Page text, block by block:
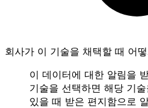
회사가 이 기술을 채택할 때 어
이 데이터에 대한 알림을
기술을 선택하면 해당 기
있을 때 받은 편지함으로